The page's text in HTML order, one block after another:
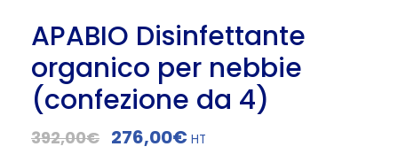
APABIO Disinfettante
organico per nebbie
(confezione da 4)
392,00€
I276,00€ HT